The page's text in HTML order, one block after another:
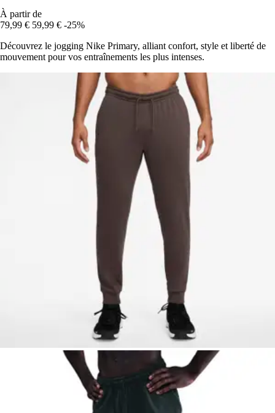
À partir de
79,99 € 59,99 € -25%
Découvrez le jogging Nike Primary, alliant confort, style et liberté de
mouvement pour vos entraînements les plus intenses.